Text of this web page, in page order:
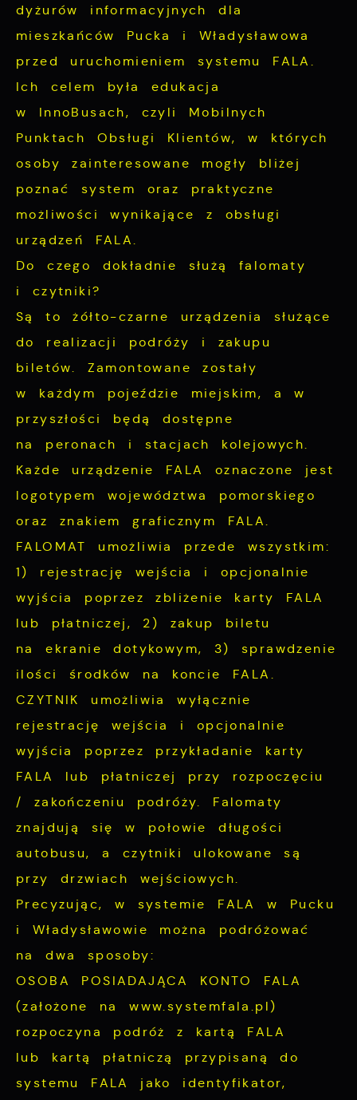
dyżurów informacyjnych dla
mieszkańców Pucka i Władysławowa
przed uruchomieniem systemu FALA.
Ich celem była edukacja
w InnoBusach, czyli Mobilnych
Punktach Obsługi Klientów, w których
osoby zainteresowane mogły bliżej
poznać system oraz praktyczne
możliwości wynikające z obsługi
urządzeń FALA.
Do czego dokładnie służą falomaty
i czytniki?
Są to żółto-czarne urządzenia służące
do realizacji podróży i zakupu
biletów. Zamontowane zostały
w każdym pojeździe miejskim, a w
przyszłości będą dostępne
na peronach i stacjach kolejowych.
Każde urządzenie FALA oznaczone jest
logotypem województwa pomorskiego
oraz znakiem graficznym FALA.
FALOMAT umożliwia przede wszystkim:
1) rejestrację wejścia i opcjonalnie
wyjścia poprzez zbliżenie karty FALA
lub płatniczej, 2) zakup biletu
na ekranie dotykowym, 3) sprawdzenie
ilości środków na koncie FALA.
CZYTNIK umożliwia wyłącznie
rejestrację wejścia i opcjonalnie
wyjścia poprzez przykładanie karty
FALA lub płatniczej przy rozpoczęciu
/ zakończeniu podróży. Falomaty
znajdują się w połowie długości
autobusu, a czytniki ulokowane są
przy drzwiach wejściowych.
Precyzując, w systemie FALA w Pucku
i Władysławowie można podróżować
na dwa sposoby:
OSOBA POSIADAJĄCA KONTO FALA
(założone na www.systemfala.pl)
rozpoczyna podróż z kartą FALA
lub kartą płatniczą przypisaną do
systemu FALA jako identyfikator,